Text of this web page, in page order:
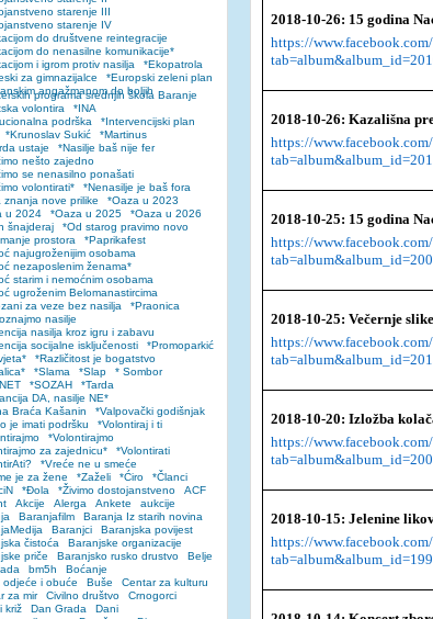
2018-10-26: 15 godina
https://
2018-10-26: Kazališna
https://
2018-10-25: 15 godina
https://
2018-10-25: Večernje
https://
2018-10-20: Izložba
https://
2018-10-15: Jelenine
https://
starenje III
starenje IV
do društvene reintegracije
do nenasilne komunikacije*
i igrom protiv nasilja
*Ekopatrola
za gimnazijalce
*Europski zeleni plan
angažmanom do boljih
programa srednjih škola Baranje
volontira
*INA
podrška
*Intervencijski plan
*Krunoslav Sukić
*Martinus
ustaje
*Nasilje baš nije fer
nešto zajedno
se nenasilno ponašati
volontirati*
*Nenasilje je baš fora
znanja nove prilike
*Oaza u 2023
u 2024
*Oaza u 2025
*Oaza u 2026
šnajderaj
*Od starog pravimo novo
prostora
*Paprikafest
najugroženijim osobama
nezaposlenim ženama*
starim i nemoćnim osobama
ugroženim Belomanastircima
za veze bez nasilja
*Praonica
nasilje
nasilja kroz igru i zabavu
socijalne isključenosti
*Promoparkić
*Različitost je bogatstvo
*Slama *Slap
* Sombor
*SOZAH
*Tarda
DA, nasilje NE*
Braća Kašanin
*Valpovački godišnjak
je imati podršku
*Volontiraj i ti
*Volontirajmo
za zajednicu*
*Volontirati
*Vreće ne u smeće
je za žene
*Zaželi *Ćiro
*Članci
*Đola *Živimo dostojanstveno
ACF
Akcije Alerga Ankete
aukcije
Baranjafilm
Baranja Iz starih novina
Baranjci
Baranjska povijest
čistoća
Baranjske organizacije
priče
Baranjsko rusko drustvo
Belje
bm5h
Boćanje
odjeće i obuće
Buše
Centar za kulturu
za mir
Civilno društvo
Crnogorci
križ
Dan Grada
Dani